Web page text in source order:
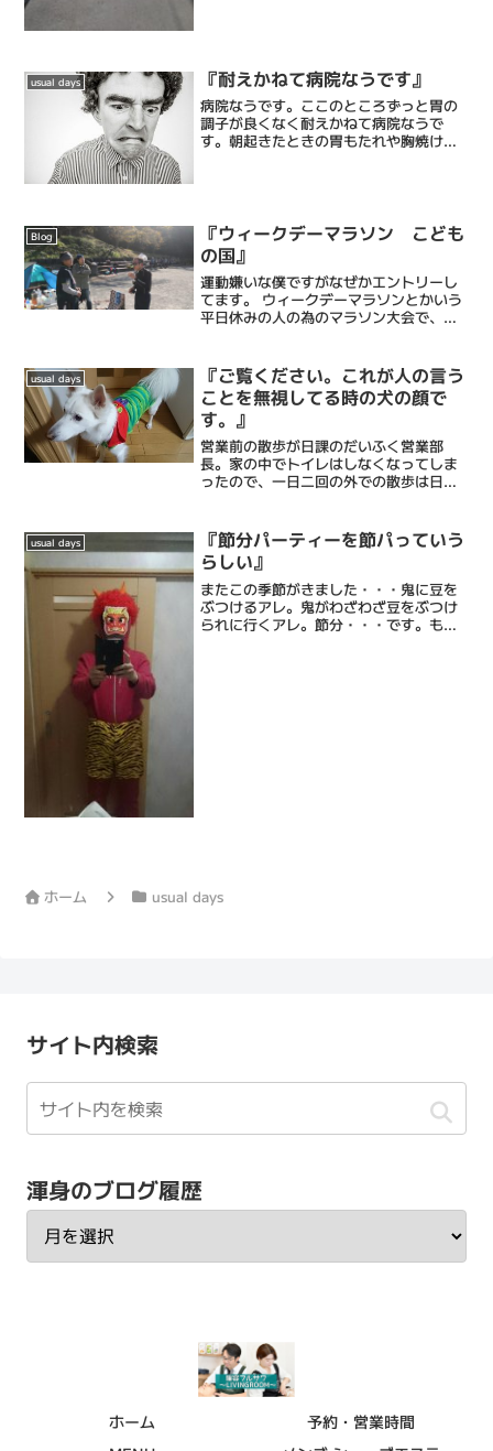
usual days 『耐えかねて病院なうです』
病院なうです。ここのところずっと胃の
調子が良くなく耐えかねて病院なうで
す。朝起きたときの胃もたれや胸焼け、
Blog
『ウィークデーマラソン こども
の国』
運動嫌いな僕ですがなぜかエントリーし
てます。 ウィークデーマラソンとかいう
平日休みの人の為のマラソン大会で、僕
も、僕は早歩きに近いペースですけど
も、、、、なんならあ...
usual days
『ご覧ください。これが人の言う
ことを無視してる時の犬の顔で
す。』
営業前の散歩が日課のだいふく営業部
長。家の中でトイレはしなくなってしま
ったので、一日二回の外での散歩は日課
それは濡れること。特に顔が濡れるのを
異常に嫌がります。期せずし...
usual days
『節分パーティーを節パっていう
らしい』
またこの季節がきました・・・鬼に豆を
ぶつけるアレ。鬼がわざわざ豆をぶつけ
られに行くアレ。節分・・・です。もち
ホーム usual days
サイト内検索
渾身のブログ履歴
ホーム
予約・営業時間